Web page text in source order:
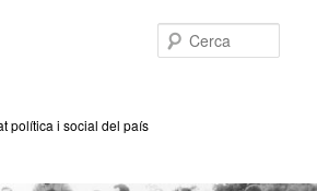
política i social del país